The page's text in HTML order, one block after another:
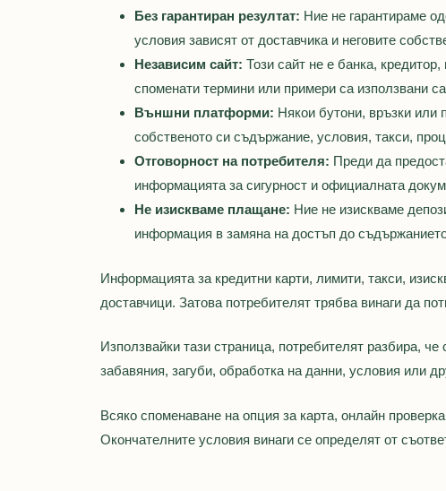
Без гарантиран резултат: Ние не гарантираме
условия зависят от доставчика и неговите
Независим сайт: Този сайт не е банка,
споменати термини или примери са използвани
Външни платформи: Някои бутони, връзки или
собственото си съдържание, условия, такси,
Отговорност на потребителя: Преди да
информацията за сигурност и официалната
Не изискваме плащане: Ние не изискваме
информация в замяна на достъп до
Информацията за кредитни карти, лимити, такси,
доставчици. Затова потребителят трябва винаги да
Използвайки тази страница, потребителят разбира,
забавяния, загуби, обработка на данни, условия или
Всяко споменаване на опция за карта, онлайн
Окончателните условия винаги се определят от